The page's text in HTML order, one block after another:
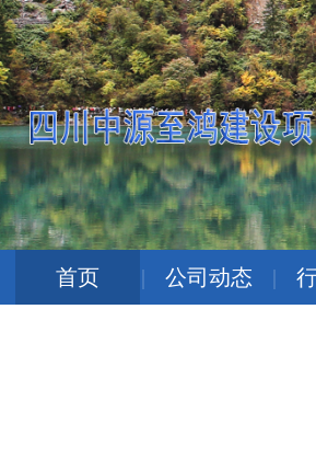
首页 | 公司动态 |